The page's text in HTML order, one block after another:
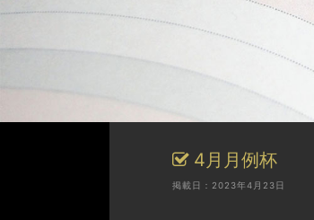
4月月例杯
掲載日：2023年4月23日